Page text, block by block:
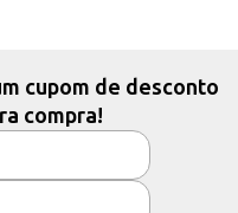
cupom de desconto
compra!